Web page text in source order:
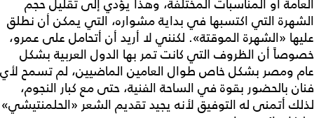
العامة أو المناسبات المختلفة، وهذا يؤدي إلى تقليل حجم
الشهرة التي اكتسبها في بداية مشواره، التي يمكن أن نطلق
عليها «الشهرة الموقتة». لكنني لا أريد أن أتحامل على عمرو،
خصوصاً أن الظروف التي كانت تمر بها الدول العربية بشكل
عام ومصر بشكل خاص طوال العامين الماضيين، لم تسمح لأي
فنان بالحضور بقوة في الساحة الفنية، حتى مع كبار النجوم،
لذلك أتمنى له التوفيق لأنه يجيد تقديم الشعر «الحلمنتيشي»